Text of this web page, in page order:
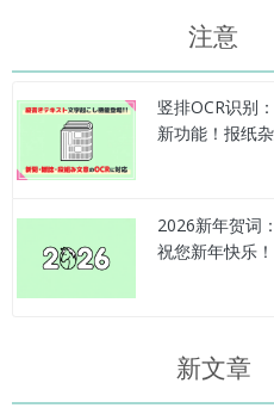
注意
竖排OCR识别
新功能！报纸
2026新年贺词
祝您新年快乐！
新文章